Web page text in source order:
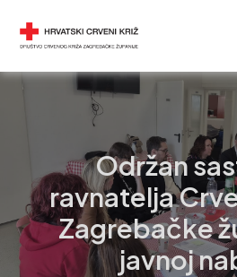
Održan
ravnatelja
Zagrebačke
javnoj
navigation